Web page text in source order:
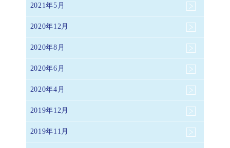
2021年5月
2020年12月
2020年8月
2020年6月
2020年4月
2019年12月
2019年11月